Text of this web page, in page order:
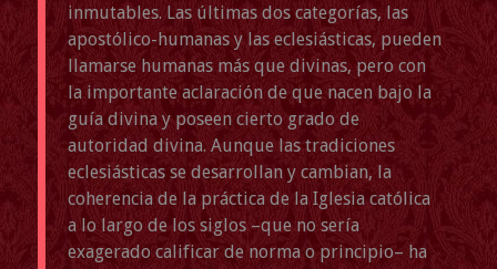
inmutables. Las últimas dos categorías, las
apostólico-humanas y las eclesiásticas, pueden
llamarse humanas más que divinas, pero con
la importante aclaración de que nacen bajo la
guía divina y poseen cierto grado de
autoridad divina. Aunque las tradiciones
eclesiásticas se desarrollan y cambian, la
coherencia de la práctica de la Iglesia católica
a lo largo de los siglos –que no sería
exagerado calificar de norma o principio– ha